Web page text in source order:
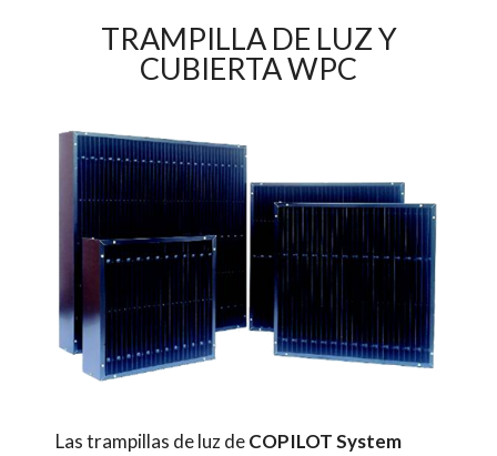
TRAMPILLA DE LUZ Y
CUBIERTA WPC
Las trampillas de luz deCOPILOT System